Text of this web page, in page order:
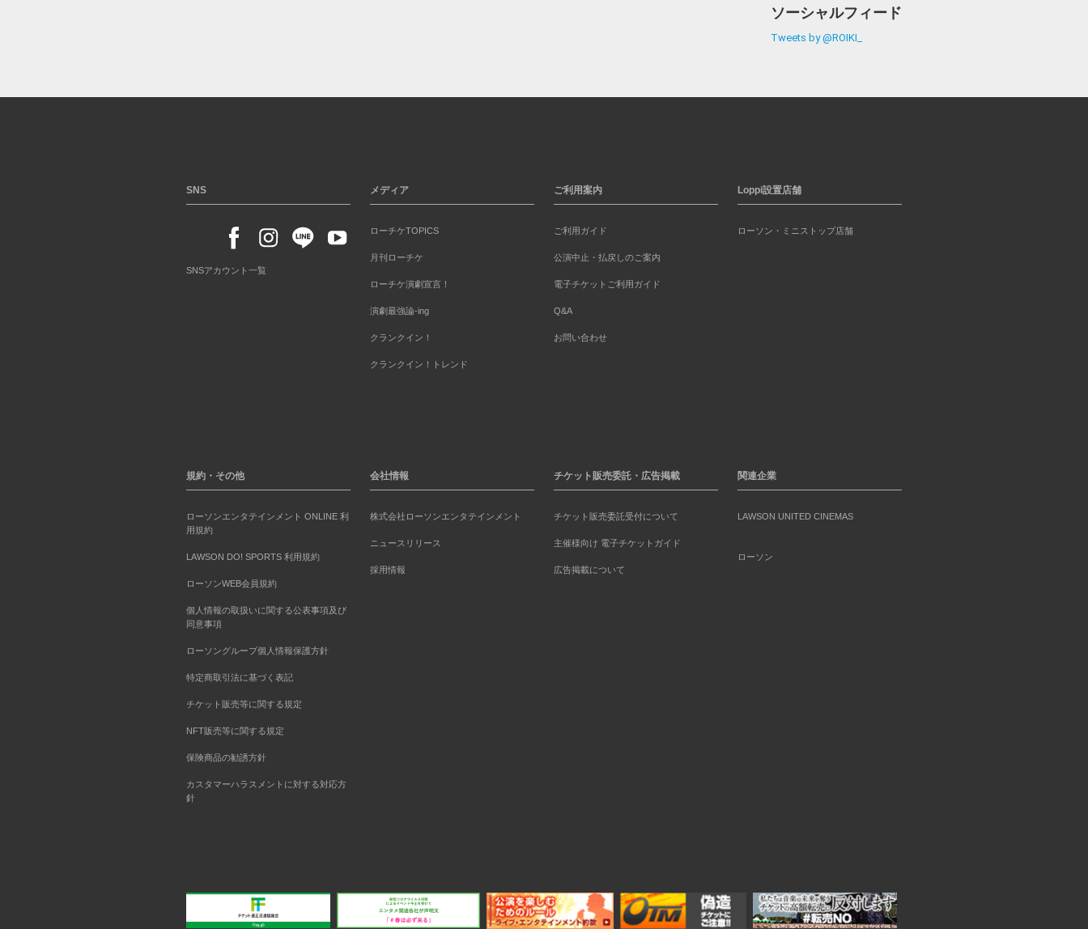
ソーシャルフィード
Tweets by @ROIKI_
SNS
SNSアカウント一覧
メディア
ローチケTOPICS
月刊ローチケ
ローチケ演劇宣言！
演劇最強論-ing
クランクイン！
クランクイン！トレンド
ご利用案内
ご利用ガイド
公演中止・払戻しのご案内
電子チケットご利用ガイド
Q&A
お問い合わせ
Loppi設置店舗
ローソン・ミニストップ店舗
規約・その他
ローソンエンタテインメント ONLINE 利
用規約
LAWSON DO! SPORTS 利用規約
ローソンWEB会員規約
個人情報の取扱いに関する公表事項及び
同意事項
ローソングループ個人情報保護方針
特定商取引法に基づく表記
チケット販売等に関する規定
NFT販売等に関する規定
保険商品の勧誘方針
カスタマーハラスメントに対する対応方
針
会社情報
株式会社ローソンエンタテインメント
ニュースリリース
採用情報
チケット販売委託・広告掲載
チケット販売委託受付について
主催様向け 電子チケットガイド
広告掲載について
関連企業
LAWSON UNITED CINEMAS
ローソン